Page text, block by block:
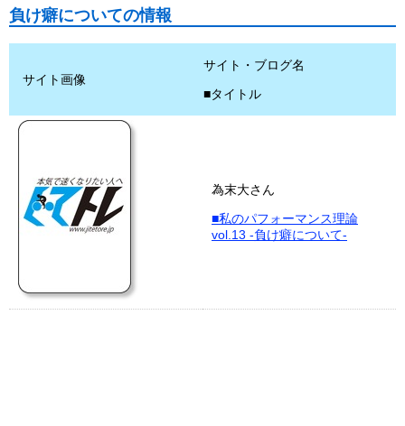
負け癖についての情報
サイト画像
サイト・ブログ名
■タイトル
為末大さん
■私のパフォーマンス理論
vol.13 -負け癖について-